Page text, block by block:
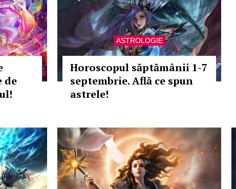
de
ASTROLOGIE
Horoscopul săptămânii 1-7
septembrie. Află ce spun
astrele!